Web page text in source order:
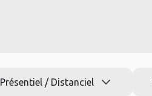
Présentiel / Distanciel